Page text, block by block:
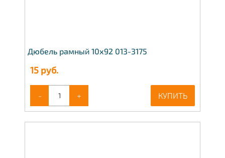
Дюбель рамный 10х92 013-3175
15 руб.
- + КУПИТЬ